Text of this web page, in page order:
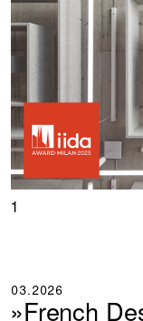
1
03.2026
»French
+